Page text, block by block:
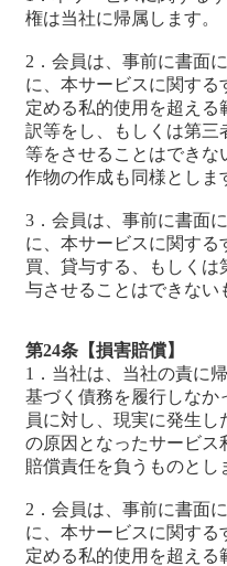
権は当社に帰属します。
2．会員は、事前に書面
に、本サービスに関す
定める私的使用を超える
訳等をし、もしくは第三
等をさせることはできな
作物の作成も同様としま
3．会員は、事前に書面
に、本サービスに関する
買、貸与する、もしく
与させることはできない
第24条【損害賠償】
1．当社は、当社の責に
基づく債務を履行しなか
員に対し、現実に発生
の原因となったサービス
賠償責任を負うものとし
2．会員は、事前に書面
に、本サービスに関す
定める私的使用を超える